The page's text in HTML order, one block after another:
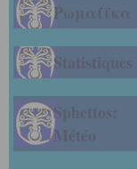
Ρωμαίϊκα
Statistiques
Sphettos:
Météo